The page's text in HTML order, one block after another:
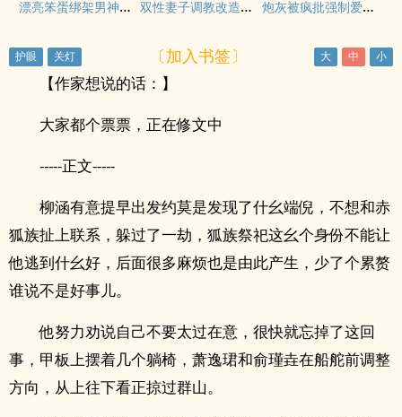
漂亮笨蛋绑架男神之后
双性妻子调教改造日常 炮灰被疯批强制爱的全过程np【快/穿】
〔加入书签〕
【作家想说的话：】
大家都个票票，正在修文中
-----正文-----
柳涵有意提早出发约莫是发现了什幺端倪，不想和赤
狐族扯上联系，躲过了一劫，狐族祭祀这幺个身份不能让
他逃到什幺好，后面很多麻烦也是由此产生，少了个累赘
谁说不是好事儿。
他努力劝说自己不要太过在意，很快就忘掉了这回
事，甲板上摆着几个躺椅，萧逸珺和俞瑾垚在船舵前调整
方向，从上往下看正掠过群山。